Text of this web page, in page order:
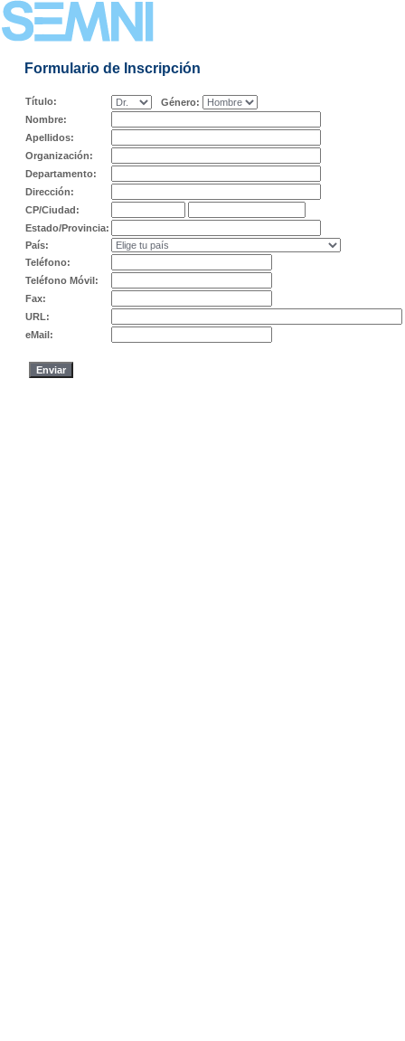
Formulario de Inscripción
Título:
Género:
Nombre:
Apellidos:
Organización:
Departamento:
Dirección:
CP/Ciudad:
Estado/Provincia:
País:
Teléfono:
Teléfono Móvil:
Fax:
URL:
eMail: